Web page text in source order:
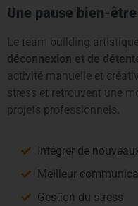
Une pause bien-
Le team building
déconnexion et de
activité manuelle et
stress et retrouvent une
projets professionnels.
Intégrer de
Meilleur
Gestion du stress